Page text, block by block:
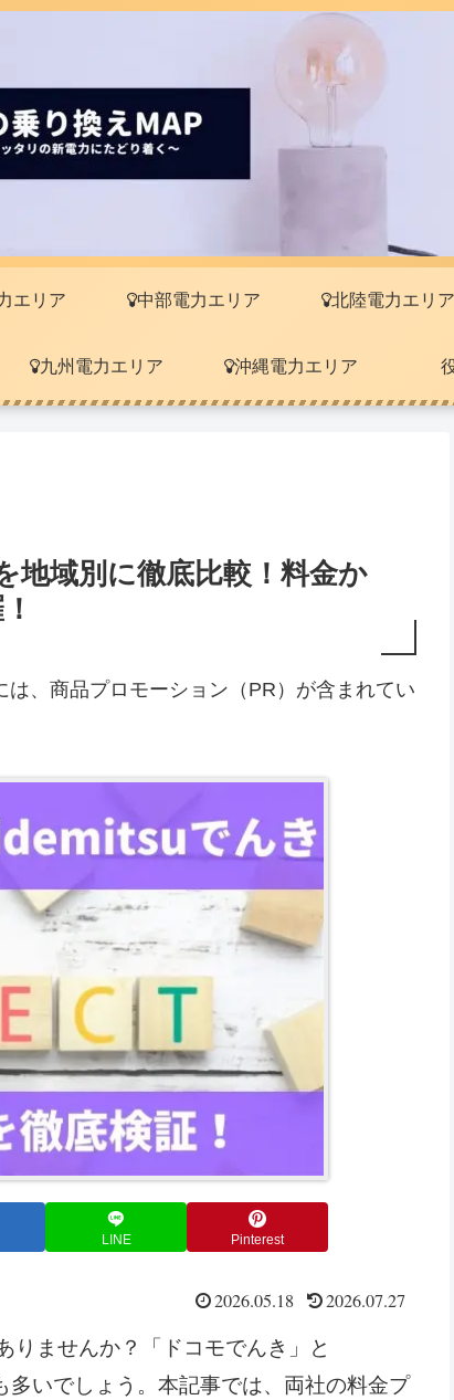
エリア 中部電力エリア 北陸電力エリア
九州電力エリア 沖縄電力エリア
地域別に徹底比較！料金か
、商品プロモーション（PR）が含まれてい
LINE Pinterest
2026.05.18 2026.07.27
りませんか？「ドコモでんき」と
多いでしょう。本記事では、両社の料金プ